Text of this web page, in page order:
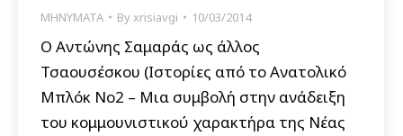
ΜΗΝΥΜΑΤΑ Byxrisiavgi 10/03/2014
Ο Αντώνης Σαμαράς ως άλλος
Τσαουσέσκου (Ιστορίες από το Ανατολικό
Μπλόκ Νο2 – Μια συμβολή στην ανάδειξη
του κομμουνιστικού χαρακτήρα της Νέας